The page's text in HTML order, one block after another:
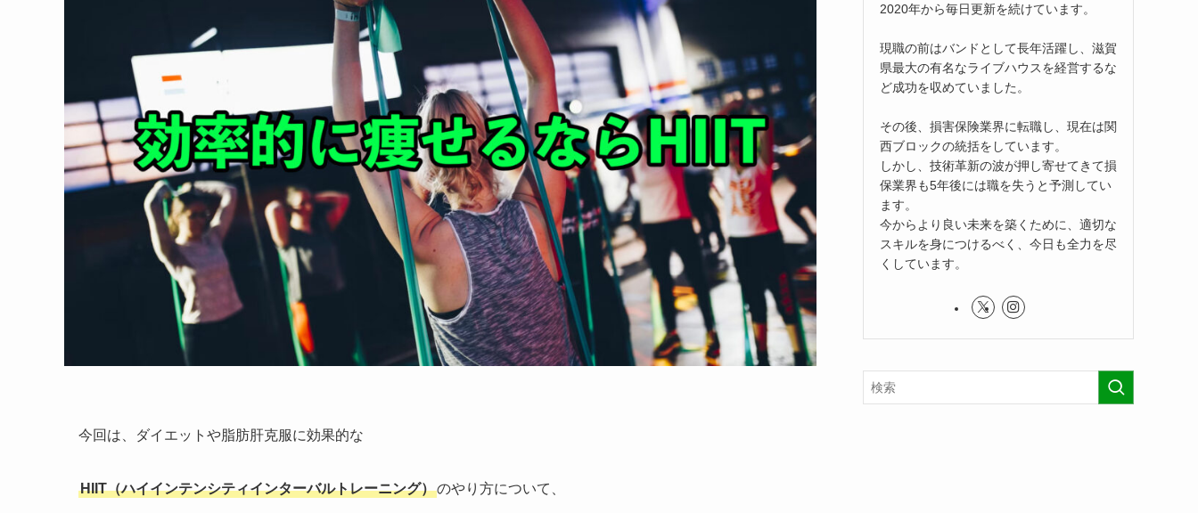
今回は、ダイエットや脂肪肝克服に効果的な
HIIT（ハイインテンシティインターバルトレーニング）のやり方について、
2020年から毎日更新を続けています。
現職の前はバンドとして長年活躍し、滋賀
県最大の有名なライブハウスを経営するな
ど成功を収めていました。
その後、損害保険業界に転職し、現在は関
西ブロックの統括をしています。
しかし、技術革新の波が押し寄せてきて損
保業界も5年後には職を失うと予測してい
ます。
今からより良い未来を築くために、適切な
スキルを身につけるべく、今日も全力を尽
くしています。